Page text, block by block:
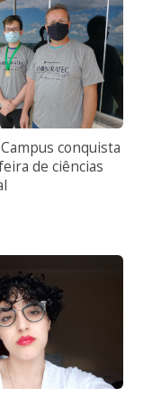
conquista
de ciências